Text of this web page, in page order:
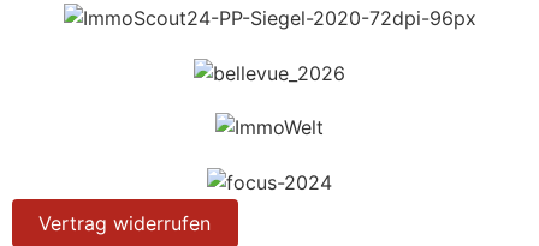
Vertrag widerrufen